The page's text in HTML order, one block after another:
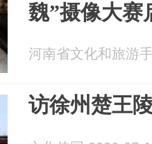
魏”摄像大赛
河南省文化和旅游